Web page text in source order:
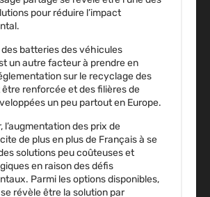
pour réduire l’impact
batteries des véhicules
un autre facteur à prendre en
sur le recyclage des
renforcée et des filières de
un peu partout en Europe.
l’augmentation des prix de
de plus en plus de Français à se
solutions peu coûteuses et
en raison des défis
Parmi les options disponibles,
se révèle être la solution par